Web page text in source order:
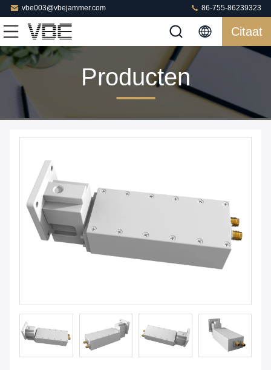
vbe003@vbejammer.com 86-755-86239323
Citaat
Producten